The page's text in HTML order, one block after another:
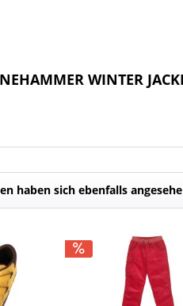
WINTER
haben sich ebenfalls